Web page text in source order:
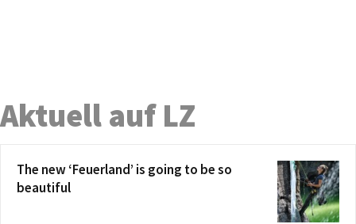
Aktuell auf LZ
The new ‘Feuerland’ is going to be so
beautiful